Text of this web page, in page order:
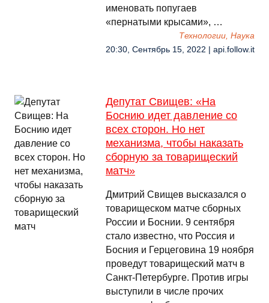
именовать попугаев
«пернатыми крысами», …
Технологии, Наука
20:30, Сентябрь 15, 2022 | api.follow.it
Депутат Свищев: «На
Боснию идет давление со
всех сторон. Но нет
механизма, чтобы наказать
сборную за товарищеский
матч»
Дмитрий Свищев высказался о
товарищеском матче сборных
России и Боснии. 9 сентября
стало известно, что Россия и
Босния и Герцеговина 19 ноября
проведут товарищеский матч в
Санкт-Петербурге. Против игры
выступили в числе прочих